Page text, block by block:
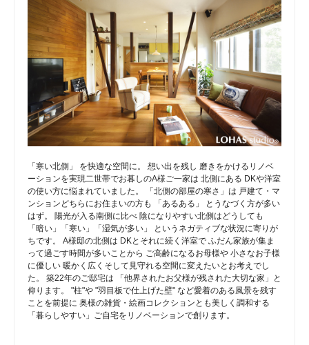
「寒い北側」 を快適な空間に。 想い出を残し 磨きをかけるリノベ
ーションを実現二世帯でお暮しのA様ご一家は 北側にある DKや洋室
の使い方に悩まれていました。 「北側の部屋の寒さ」は 戸建て・マ
ンションどちらにお住まいの方も 「あるある」 とうなづく方が多い
はず。 陽光が入る南側に比べ 陰になりやすい北側はどうしても
「暗い」「寒い」「湿気が多い」 というネガティブな状況に寄りが
ちです。 A様邸の北側は DKとそれに続く洋室で ふだん家族が集ま
って過ごす時間が多いことから ご高齢になるお母様や 小さなお子様
に優しい 暖かく広くそして見守れる空間に変えたいとお考えでし
た。 築22年のご邸宅は 「他界されたお父様が残された大切な家」と
仰ります。 "柱"や "羽目板で仕上げた壁" など愛着のある風景を残す
ことを前提に 奥様の雑貨・絵画コレクションとも美しく調和する
「暮らしやすい」ご自宅をリノベーションで創ります。